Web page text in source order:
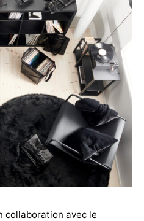
collaboration avec le